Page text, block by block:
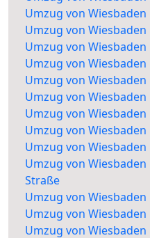
Umzug von
Umzug von
Umzug von
Umzug von
Umzug von
Umzug von
Umzug von
Umzug von
Umzug von
Umzug von
Straße
Umzug von
Umzug von
Umzug von